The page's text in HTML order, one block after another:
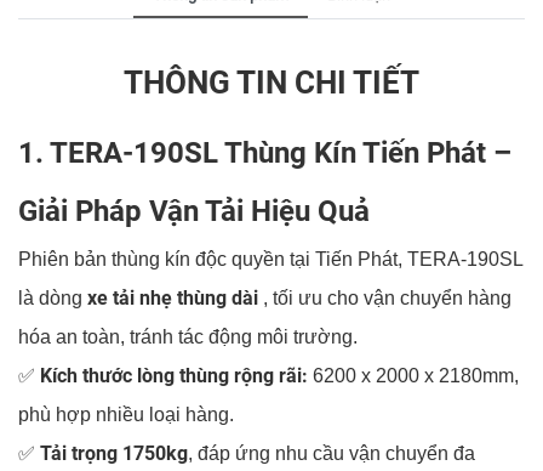
THÔNG TIN CHI TIẾT
1. TERA-190SL Thùng Kín Tiến Phát –
Giải Pháp Vận Tải Hiệu Quả
Phiên bản thùng kín độc quyền tại Tiến Phát, TERA-190SL
là dòng xe tải nhẹ thùng dài , tối ưu cho vận chuyển hàng
hóa an toàn, tránh tác động môi trường.
✅ Kích thước lòng thùng rộng rãi: 6200 x 2000 x 2180mm,
phù hợp nhiều loại hàng.
✅ Tải trọng 1750kg, đáp ứng nhu cầu vận chuyển đa